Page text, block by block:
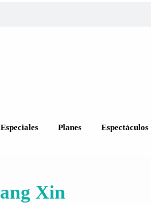
Especiales Planes Espectáculos
Xin